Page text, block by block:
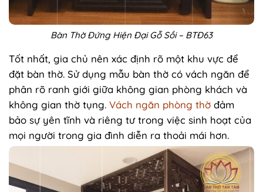
Bàn Thờ Đứng Hiện Đại Gỗ Sồi – BTĐ63
Tốt nhất, gia chủ nên xác định rõ một khu vực để
đặt bàn thờ. Sử dụng mẫu bàn thờ có vách ngăn để
phân rõ ranh giới giữa không gian phòng khách và
không gian thờ tụng. Vách ngăn phòng thờ đảm
bảo sự yên tĩnh và riêng tư trong việc sinh hoạt của
mọi người trong gia đình diễn ra thoải mái hơn.